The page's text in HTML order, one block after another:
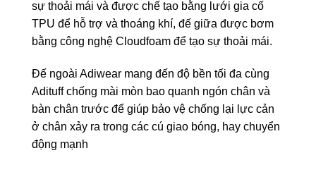
sự thoải mái và được chế tạo bằng lưới gia cố
TPU để hỗ trợ và thoáng khí, đế giữa được bơm
bằng công nghệ Cloudfoam để tạo sự thoải mái.
Đế ngoài Adiwear mang đến độ bền tối đa cùng
Adituff chống mài mòn bao quanh ngón chân và
bàn chân trước để giúp bảo vệ chống lại lực cản
ở chân xảy ra trong các cú giao bóng, hay chuyển
động mạnh